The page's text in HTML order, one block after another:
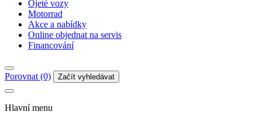
Ojeté vozy
Motorrad
Akce a nabídky
Online objednat na servis
Financování
Porovnat (0) Začít vyhledávat
Hlavní menu